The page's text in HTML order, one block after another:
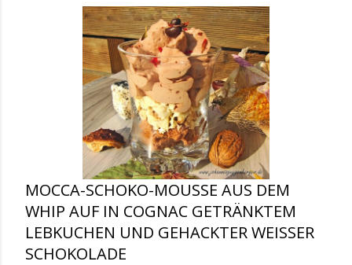
MOCCA-SCHOKO-MOUSSE AUS DEM
WHIP AUF IN COGNAC GETRÄNKTEM
LEBKUCHEN UND GEHACKTER WEISSER S
CHOKOLADE